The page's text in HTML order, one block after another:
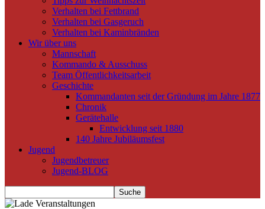
Verhalten bei Fettbrand
Verhalten bei Gasgeruch
Verhalten bei Kaminbränden
Wir über uns
Mannschaft
Kommando & Ausschuss
Team Öffentlichkeitsarbeit
Geschichte
Kommandanten seit der Gründung im Jahre 1877
Chronik
Gerätehalle
Entwicklung seit 1880
140 Jahre Jubiläumsfest
Jugend
Jugendbetreuer
Jugend-BLOG